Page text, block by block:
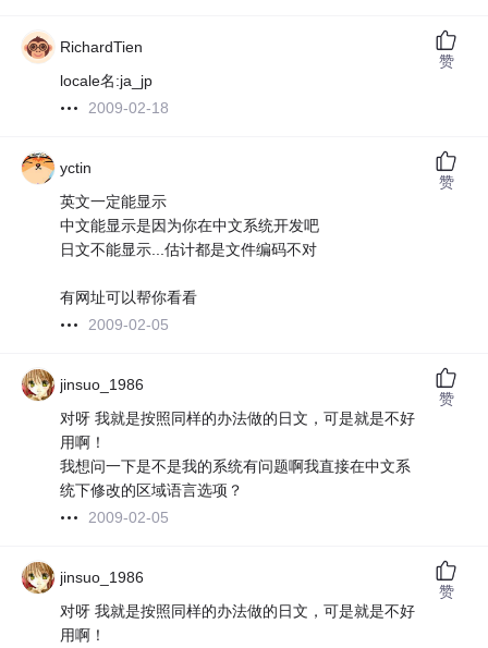
RichardTien
locale名:ja_jp
2009-02-18
赞
yctin
英文一定能显示
中文能显示是因为你在中文系统开发吧
日文不能显示...估计都是文件编码不对
有网址可以帮你看看
2009-02-05
赞
jinsuo_1986
对呀 我就是按照同样的办法做的日文，可是就是不好
用啊！
我想问一下是不是我的系统有问题啊我直接在中文系
统下修改的区域语言选项？
2009-02-05
赞
jinsuo_1986
对呀 我就是按照同样的办法做的日文，可是就是不好
用啊！
赞